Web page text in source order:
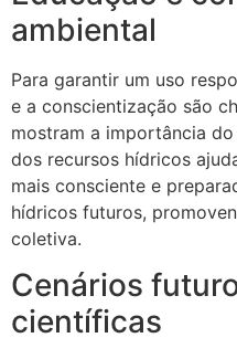
ambiental
Para garantir um uso
e a conscientização são
mostram a importância
dos recursos hídricos
mais consciente e
hídricos futuros,
coletiva.
Cenários
científicas